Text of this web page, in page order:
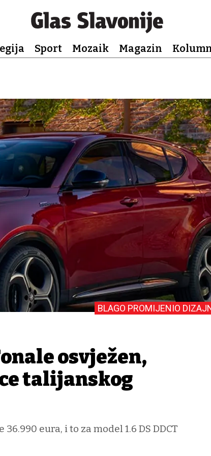
Sport Mozaik Magazin
BLAGO PROMIJENIO
osvježen,
talijanskog
eura, i to za model 1.6 DS DDCT